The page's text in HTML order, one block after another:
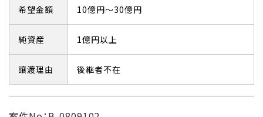
希望金額 10億円～30億円
純資産 1億円以上
譲渡理由 後継者不在